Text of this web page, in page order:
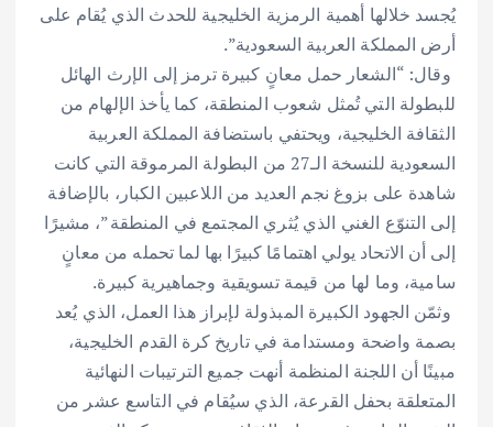
يُجسد خلالها أهمية الرمزية الخليجية للحدث الذي يُقام على
أرض المملكة العربية السعودية”.
‎ وقال: “الشعار حمل معانٍ كبيرة ترمز إلى الإرث الهائل
للبطولة التي تُمثل شعوب المنطقة، كما يأخذ الإلهام من
الثقافة الخليجية، ويحتفي باستضافة المملكة العربية
السعودية للنسخة الـ27 من البطولة المرموقة التي كانت
شاهدة على بزوغ نجم العديد من اللاعبين الكبار، بالإضافة
إلى التنوّع الغني الذي يُثري المجتمع في المنطقة”، مشيرًا
إلى أن الاتحاد يولي اهتمامًا كبيرًا بها لما تحمله من معانٍ
سامية، وما لها من قيمة تسويقية وجماهيرية كبيرة.
‎ وثمّن الجهود الكبيرة المبذولة لإبراز هذا العمل، الذي يُعد
بصمة واضحة ومستدامة في تاريخ كرة القدم الخليجية،
مبينًا أن اللجنة المنظمة أنهت جميع الترتيبات النهائية
المتعلقة بحفل القرعة، الذي سيُقام في التاسع عشر من